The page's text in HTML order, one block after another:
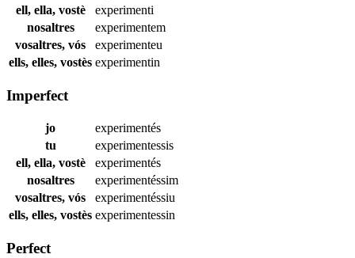
ell, ella, vostè
experimenti
nosaltres
experimentem
vosaltres, vós
experimenteu
ells, elles, vostès experimentin
Imperfect
jo
experimentés
tu
experimentessis
ell, ella, vostè
experimentés
nosaltres
experimentéssim
vosaltres, vós
experimentéssiu
ells, elles, vostès experimentessin
Perfect